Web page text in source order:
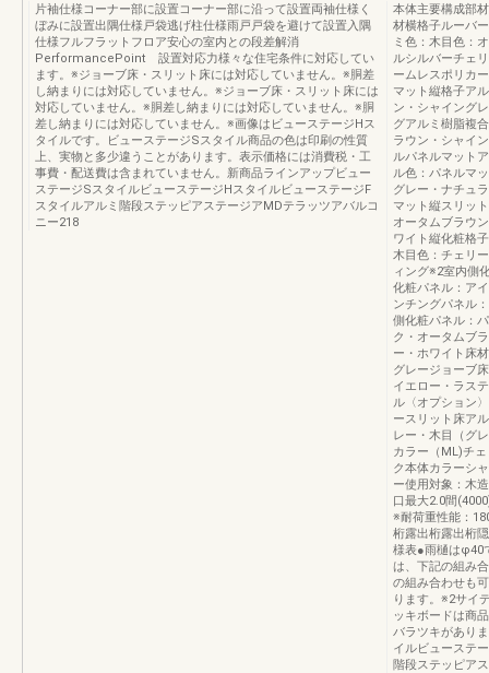
片袖仕様コーナー部に設置コーナー部に沿って設置両袖仕様く
ぼみに設置出隅仕様戸袋逃げ柱仕様雨戸戸袋を避けて設置入隅
仕様フルフラットフロア安心の室内との段差解消
PerformancePoint 設置対応力様々な住宅条件に対応してい
ます。※ジョーブ床・スリット床には対応していません。※胴差
し納まりには対応していません。※ジョーブ床・スリット床には
対応していません。※胴差し納まりには対応していません。※胴
差し納まりには対応していません。※画像はビューステージHス
タイルです。ビューステージSスタイル商品の色は印刷の性質
上、実物と多少違うことがあります。表示価格には消費税・工
事費・配送費は含まれていません。新商品ラインアップビュー
ステージSスタイルビューステージHスタイルビューステージF
スタイルアルミ階段ステッピアステージアMDテラッツアバルコ
ニー218
本体主要構成部
材横格子ルーバ
ミ色：木目色：
ルシルバーチェ
ームレスポリカ
マット縦格子ア
ン・シャイング
グアルミ樹脂複
ラウン・シャイ
ルパネルマット
ル色：パネルマ
グレー・ナチュ
マット縦スリッ
オータムブラウ
ワイト縦化粧格
木目色：チェリ
ィング※2室内側
化粧パネル：ア
ンチングパネル
側化粧パネル：
ク・オータムブ
ー・ホワイト床
グレージョーブ
イエロー・ラス
ル〈オプション
ースリット床ア
レー・木目（グ
カラー（ML)チ
ク本体カラーシ
ー使用対象：木
口最大2.0間
※耐荷重性能：
桁露出桁露出桁
様表●雨樋はφ40
は、下記の組み
の組み合わせも
ります。※2サイ
ッキボードは商
バラツキがあり
イルビューステ
階段ステッピア